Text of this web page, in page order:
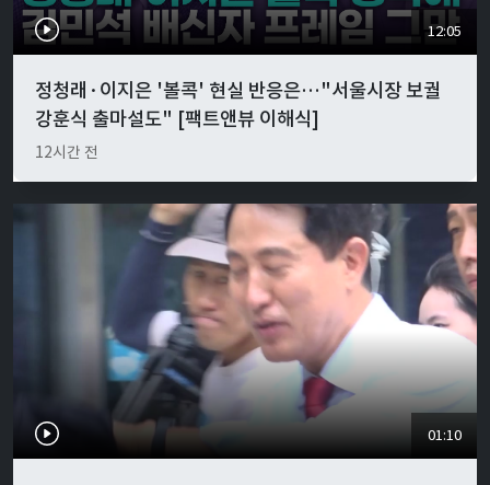
12:05
정청래·이지은 '볼콕' 현실 반응은…"서울시장 보궐
강훈식 출마설도" [팩트앤뷰 이해식]
12시간 전
01:10